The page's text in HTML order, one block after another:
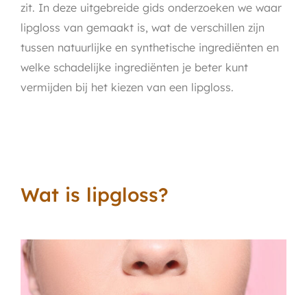
zit. In deze uitgebreide gids onderzoeken we waar
lipgloss van gemaakt is, wat de verschillen zijn
tussen natuurlijke en synthetische ingrediënten en
welke schadelijke ingrediënten je beter kunt
vermijden bij het kiezen van een lipgloss.
Wat is lipgloss?